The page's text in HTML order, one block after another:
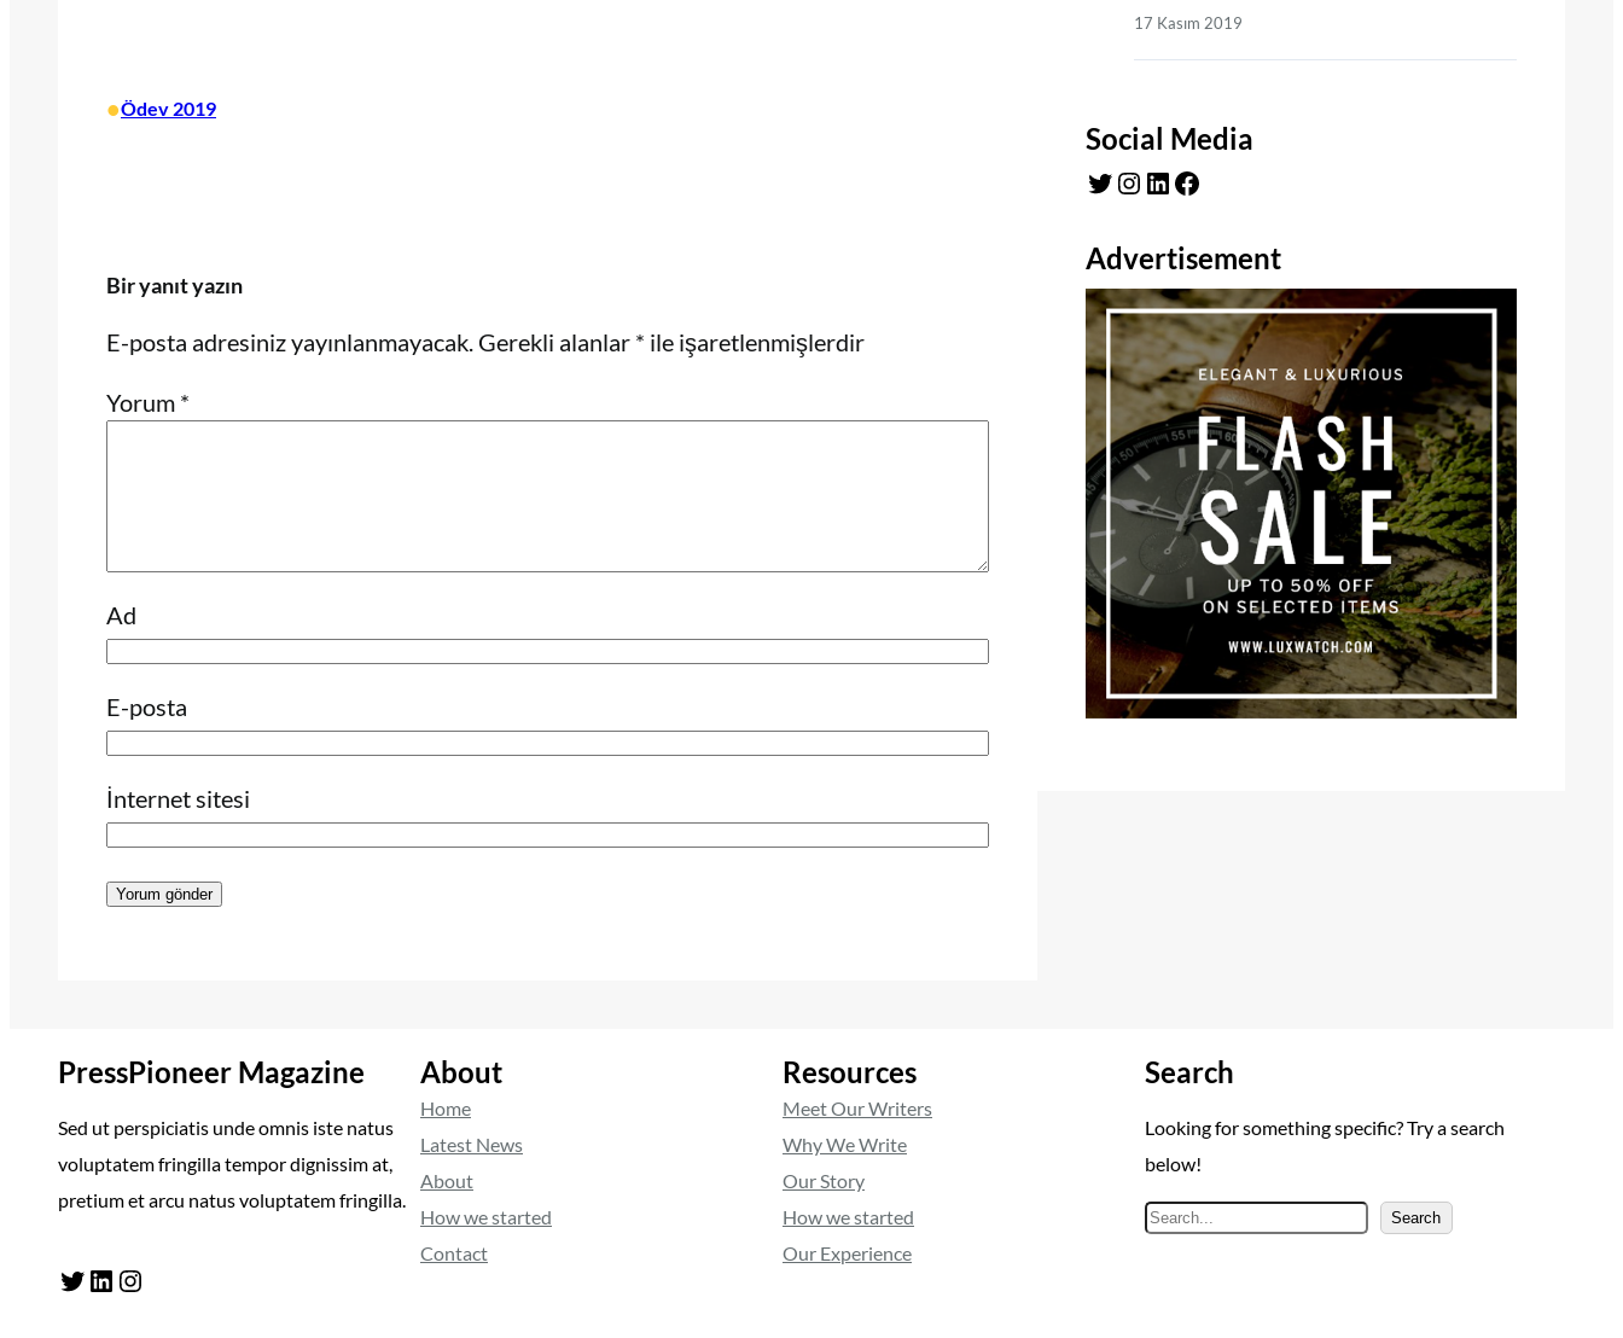
•Ödev 2019
Bir yanıt yazın
E-posta adresiniz yayınlanmayacak. Gerekli alanlar * ile işaretlenmişlerdir
Yorum *
Ad
E-posta
İnternet sitesi
17 Kasım 2019
Social Media
Twitter
Instagram LinkedIn Facebook
Advertisement
PressPioneer Magazine
Sed ut perspiciatis unde omnis iste natus
voluptatem fringilla tempor dignissim at,
pretium et arcu natus voluptatem fringilla.
Twitter LinkedIn Instagram
About
Home
Latest News
About
How we started
Contact
Resources
Meet Our Writers
Why We Write
Our Story
How we started
Our Experience
Search
Looking for something specific? Try a search
below!
A
Search